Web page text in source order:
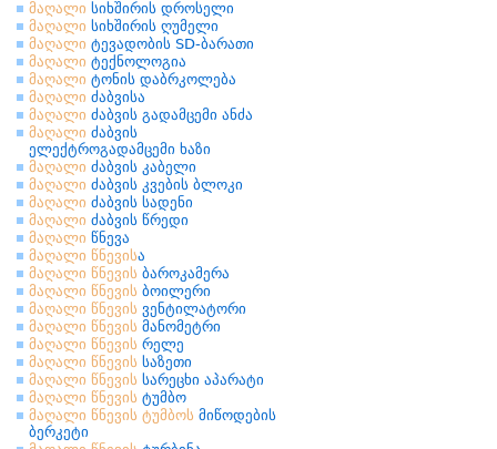
მაღალი სიხშირის დროსელი
მაღალი სიხშირის ღუმელი
მაღალი ტევადობის SD-ბარათი
მაღალი ტექნოლოგია
მაღალი ტონის დაბრკოლება
მაღალი ძაბვისა
მაღალი ძაბვის გადამცემი ანძა
მაღალი ძაბვის
ელექტროგადამცემი ხაზი
მაღალი ძაბვის კაბელი
მაღალი ძაბვის კვების ბლოკი
მაღალი ძაბვის სადენი
მაღალი ძაბვის წრედი
მაღალი წნევა
მაღალი წნევისა
მაღალი წნევის ბაროკამერა
მაღალი წნევის ბოილერი
მაღალი წნევის ვენტილატორი
მაღალი წნევის მანომეტრი
მაღალი წნევის რელე
მაღალი წნევის საზეთი
მაღალი წნევის სარეცხი აპარატი
მაღალი წნევის ტუმბო
მაღალი წნევის ტუმბოს მიწოდების
ბერკეტი